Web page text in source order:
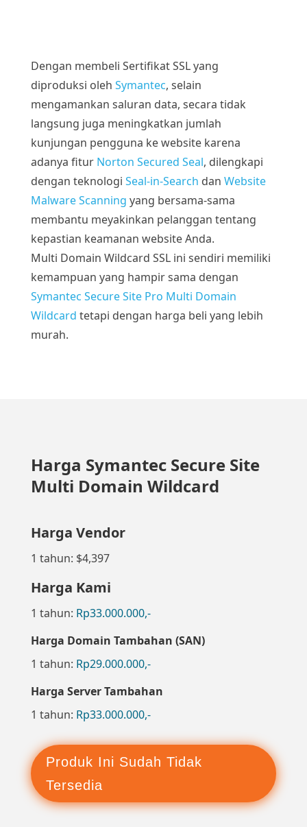
Dengan membeli Sertifikat SSL yang
diproduksi oleh Symantec, selain
mengamankan saluran data, secara tidak
langsung juga meningkatkan jumlah
kunjungan pengguna ke website karena
adanya fitur Norton Secured Seal, dilengkapi
dengan teknologi Seal-in-Search dan Website
Malware Scanning yang bersama-sama
membantu meyakinkan pelanggan tentang
kepastian keamanan website Anda.
Multi Domain Wildcard SSL ini sendiri memiliki
kemampuan yang hampir sama dengan
Symantec Secure Site Pro Multi Domain
Wildcard tetapi dengan harga beli yang lebih
murah.
Harga Symantec Secure Site
Multi Domain Wildcard
Harga Vendor
1 tahun: $4,397
Harga Kami
1 tahun: Rp33.000.000,-
Harga Domain Tambahan (SAN)
1 tahun: Rp29.000.000,-
Harga Server Tambahan
1 tahun: Rp33.000.000,-
Produk Ini Sudah Tidak
Tersedia